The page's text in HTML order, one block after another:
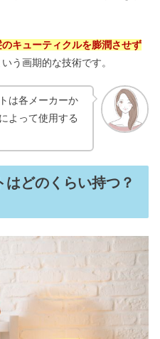
キューティクルを膨潤させず
いう画期的な技術です。
は各メーカーか
よって使用する
どのくらい持つ？